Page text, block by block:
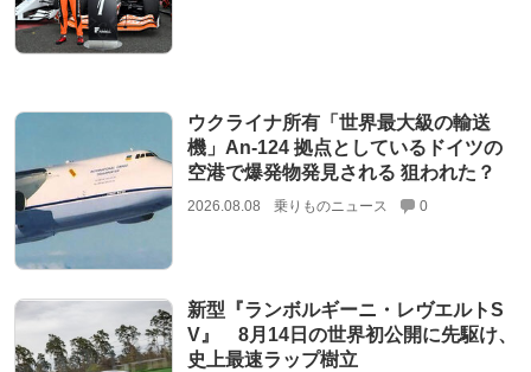
ウクライナ所有「世界最大級の輸送
機」An-124 拠点としているドイツの
空港で爆発物発見される 狙われた？
2026.08.08 乗りものニュース 0
新型『ランボルギーニ・レヴエルトS
V』 8月14日の世界初公開に先駆け、
史上最速ラップ樹立